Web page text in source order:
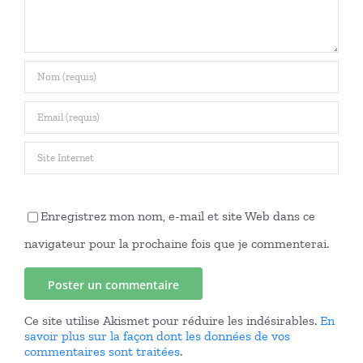
Enregistrez mon nom, e-mail et site Web dans ce
navigateur pour la prochaine fois que je commenterai.
Ce site utilise Akismet pour réduire les indésirables. En
savoir plus sur la façon dont les données de vos
commentaires sont traitées.